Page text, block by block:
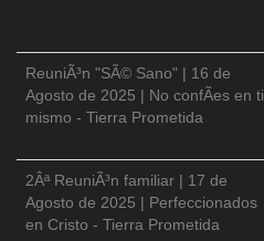
ReuniÃ³n "SÃ© Sano" | 16 de
Agosto de 2025 | No confÃ­es en ti
mismo - Tierra Prometida
2Âª ReuniÃ³n familiar | 17 de
Agosto de 2025 | Perfeccionados
en Cristo - Tierra Prometida